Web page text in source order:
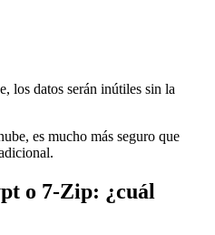
los datos serán inútiles sin la
es mucho más seguro que
o 7-Zip: ¿cuál